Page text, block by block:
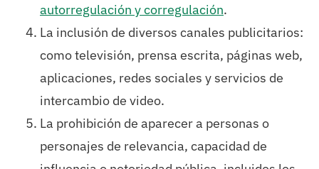
autorregulación y corregulación.
La inclusión de diversos canales publicitarios:
como televisión, prensa escrita, páginas web,
aplicaciones, redes sociales y servicios de
intercambio de video.
La prohibición de aparecer a personas o
personajes de relevancia, capacidad de